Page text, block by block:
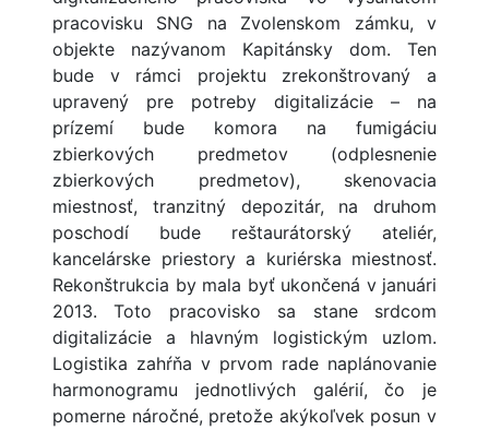
pracovisku SNG na Zvolenskom zámku, v
objekte nazývanom Kapitánsky dom. Ten
bude v rámci projektu zrekonštrovaný a
upravený pre potreby digitalizácie – na
prízemí bude komora na fumigáciu
zbierkových predmetov (odplesnenie
zbierkových predmetov), skenovacia
miestnosť, tranzitný depozitár, na druhom
poschodí bude reštaurátorský ateliér,
kancelárske priestory a kuriérska miestnosť.
Rekonštrukcia by mala byť ukončená v januári
2013. Toto pracovisko sa stane srdcom
digitalizácie a hlavným logistickým uzlom.
Logistika zahŕňa v prvom rade naplánovanie
harmonogramu jednotlivých galérií, čo je
pomerne náročné, pretože akýkoľvek posun v